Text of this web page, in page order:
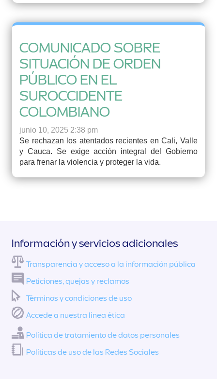
COMUNICADO SOBRE
SITUACIÓN DE ORDEN
PÚBLICO EN EL
SUROCCIDENTE
COLOMBIANO
junio 10, 2025 2:38 pm
Se rechazan los atentados recientes en Cali, Valle
y Cauca. Se exige acción integral del Gobierno
para frenar la violencia y proteger la vida.
Información y servicios adicionales
Transparencia y acceso a la información pública
Peticiones, quejas y reclamos
Términos y condiciones de uso
Accede a nuestra línea ética
Política de tratamiento de datos personales
Políticas de uso de las Redes Sociales